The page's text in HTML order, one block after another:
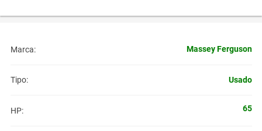
Marca: Massey Ferguson
Tipo: Usado
HP: 65